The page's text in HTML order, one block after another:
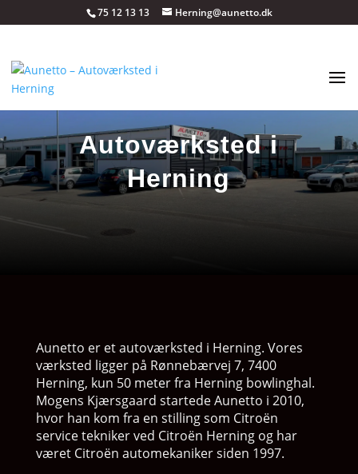
75 12 13 13 Herning@aunetto.dk
Autoværksted i
Herning
Aunetto er et autoværksted i Herning. Vores
værksted ligger på Rønnebærvej 7, 7400
Herning, kun 50 meter fra Herning bowlinghal.
Mogens Kjærsgaard startede Aunetto i 2010,
hvor han kom fra en stilling som Citroën
service tekniker ved Citroën Herning og har
været Citroën automekaniker siden 1997.